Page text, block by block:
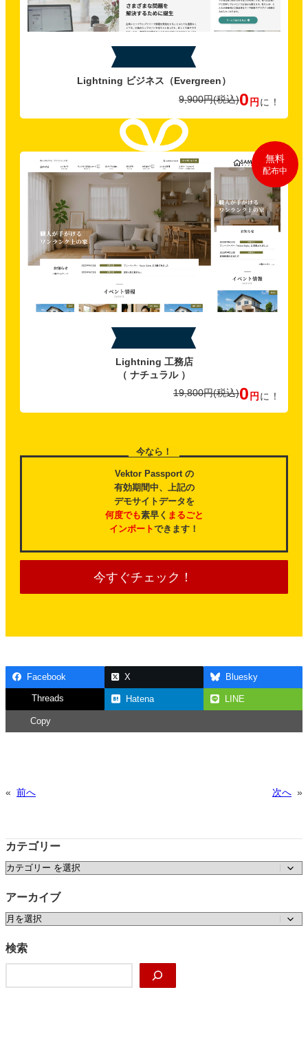
Lightning ビジネス （Evergreen）
9,900円(税込)0 円 に！
無料
配布中
Lightning 工務店
（ ナチュラル ）
19,800円(税込)0 円 に！
今なら！
Vektor Passport の
有効期間中、上記の
デモサイトデータを
何度でも素早く まるごと
インポートできます！
今すぐチェック！
Facebook X Bluesky
Threads Hatena LINE
Copy
« 前へ 次へ »
カテゴリー
カテゴリー
アーカイブ
ア
カ
イ
検索